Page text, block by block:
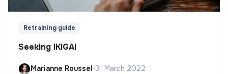
Retraining guide
Seeking IKIGAI
Marianne Roussel •31 March 2022